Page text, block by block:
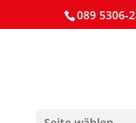
089 5306-